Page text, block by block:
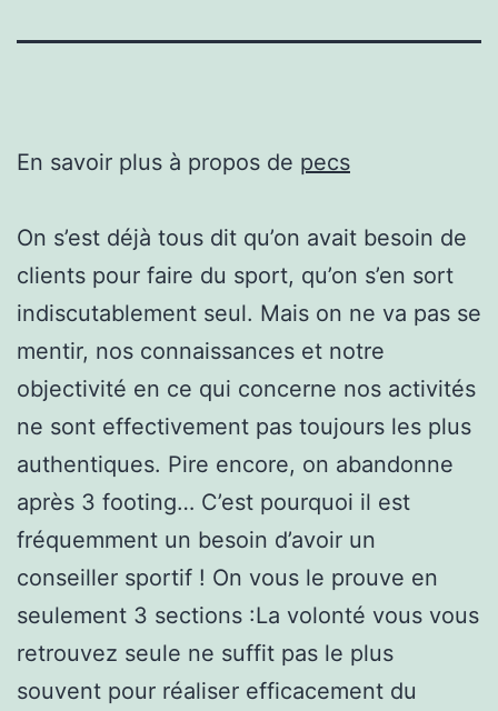
En savoir plus à propos de pecs
On s’est déjà tous dit qu’on avait besoin de
clients pour faire du sport, qu’on s’en sort
indiscutablement seul. Mais on ne va pas se
mentir, nos connaissances et notre
objectivité en ce qui concerne nos activités
ne sont effectivement pas toujours les plus
authentiques. Pire encore, on abandonne
après 3 footing… C’est pourquoi il est
fréquemment un besoin d’avoir un
conseiller sportif ! On vous le prouve en
seulement 3 sections :La volonté vous vous
retrouvez seule ne suffit pas le plus
souvent pour réaliser efficacement du